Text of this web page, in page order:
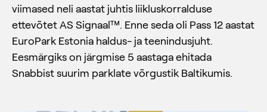
viimased neli aastat juhtis liikluskorralduse
ettevõtet AS Signaal™. Enne seda oli Pass 12 aastat
EuroPark Estonia haldus- ja teenindusjuht.
Eesmärgiks on järgmise 5 aastaga ehitada
Snabbist suurim parklate võrgustik Baltikumis.